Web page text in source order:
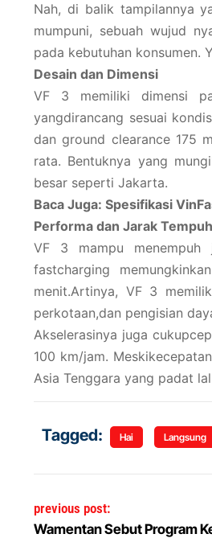
Nah, di balik tampilannya
mumpuni, sebuah wujud
pada kebutuhan konsumen.
Desain dan Dimensi
VF 3 memiliki dimensi
yangdirancang sesuai
dan ground clearance 175
rata. Bentuknya yang
besar seperti Jakarta.
Baca Juga: Spesifikasi
Performa dan Jarak Tempuh
VF 3 mampu
fastcharging
menit.Artinya, VF 3
perkotaan,dan pengisian
Akselerasinya juga
100 km/jam.
Asia Tenggara yang padat
Tagged: Hai Langsung
Navigasi pos
previous post:
Wamentan Sebut Program